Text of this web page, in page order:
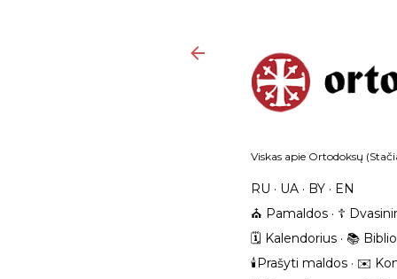
Viskas apie Ortodoksų
RU UA BY
EN
⛪️ Pamaldos
☦️
🗓️ Kalendorius
📚
🕯️Prašyti maldos
✉️